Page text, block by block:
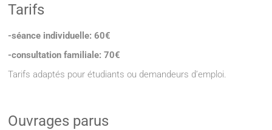
Tarifs
-séance individuelle: 60€
-consultation familiale: 70€
Tarifs adaptés pour étudiants ou demandeurs d’emploi.
Ouvrages parus